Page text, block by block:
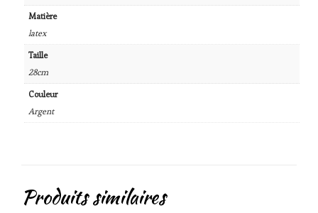
Matière
latex
Taille
28cm
Couleur
Argent
Produits similaires